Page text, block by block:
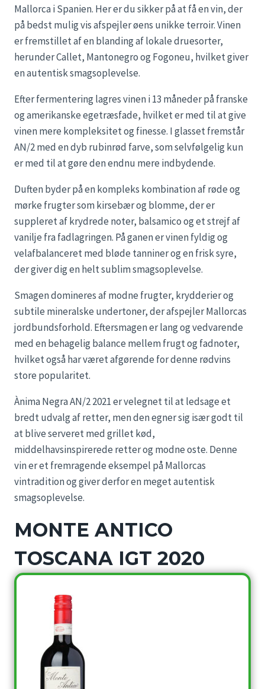
Mallorca i Spanien. Her er du sikker på at få en vin, der
på bedst mulig vis afspejler øens unikke terroir. Vinen
er fremstillet af en blanding af lokale druesorter,
herunder Callet, Mantonegro og Fogoneu, hvilket giver
en autentisk smagsoplevelse.
Efter fermentering lagres vinen i 13 måneder på franske
og amerikanske egetræsfade, hvilket er med til at give
vinen mere kompleksitet og finesse. I glasset fremstår
AN/2 med en dyb rubinrød farve, som selvfølgelig kun
er med til at gøre den endnu mere indbydende.
Duften byder på en kompleks kombination af røde og
mørke frugter som kirsebær og blomme, der er
suppleret af krydrede noter, balsamico og et strejf af
vanilje fra fadlagringen. På ganen er vinen fyldig og
velafbalanceret med bløde tanniner og en frisk syre,
der giver dig en helt sublim smagsoplevelse.
Smagen domineres af modne frugter, krydderier og
subtile mineralske undertoner, der afspejler Mallorcas
jordbundsforhold. Eftersmagen er lang og vedvarende
med en behagelig balance mellem frugt og fadnoter,
hvilket også har været afgørende for denne rødvins
store popularitet.
Ànima Negra AN/2 2021 er velegnet til at ledsage et
bredt udvalg af retter, men den egner sig især godt til
at blive serveret med grillet kød,
middelhavsinspirerede retter og modne oste. Denne
vin er et fremragende eksempel på Mallorcas
vintradition og giver derfor en meget autentisk
smagsoplevelse.
MONTE ANTICO
TOSCANA IGT 2020